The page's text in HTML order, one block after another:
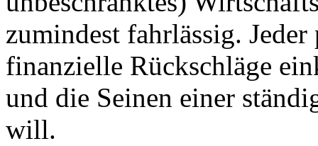
zumindest fahrlässig.
finanzielle Rückschläge
und die Seinen einer
will.